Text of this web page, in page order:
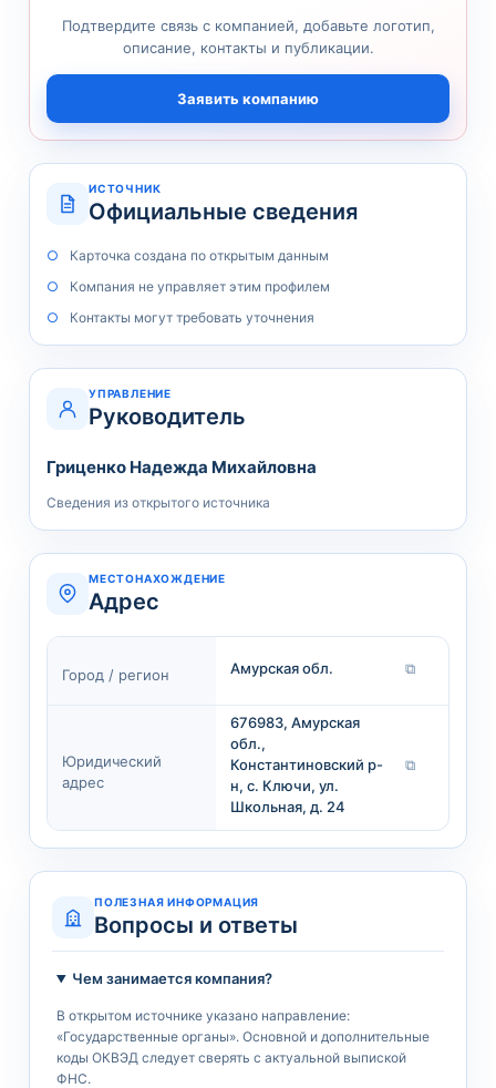
Подтвердите связь с компанией, добавьте логотип,
описание, контакты и публикации.
Заявить компанию
ИСТОЧНИК
Официальные сведения
Карточка создана по открытым данным
Компания не управляет этим профилем
Контакты могут требовать уточнения
УПРАВЛЕНИЕ
Руководитель
Гриценко Надежда Михайловна
Сведения из открытого источника
МЕСТОНАХОЖДЕНИЕ
Адрес
Город / регион Амурская обл. ⧉
Юридический
адрес
676983, Амурская
обл.,
Константиновский р-
н, с. Ключи, ул.
Школьная, д. 24
⧉
ПОЛЕЗНАЯ ИНФОРМАЦИЯ
Вопросы и ответы
Чем занимается компания?
В открытом источнике указано направление:
«Государственные органы». Основной и дополнительные
коды ОКВЭД следует сверять с актуальной выпиской
ФНС.